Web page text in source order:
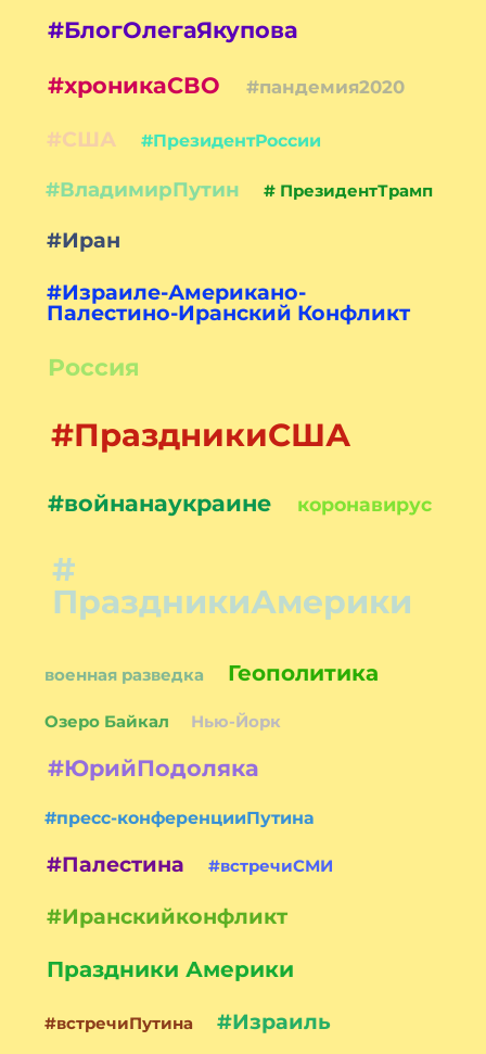
#БлогОлегаЯкупова
#хроникаСВО #пандемия2020
#США #ПрезидентРоссии
#ВладимирПутин # ПрезидентТрамп
#Иран
#Израиле-Американо-
Палестино-Иранский Конфликт
Россия
#ПраздникиСША
#войнанаукраине коронавирус
#
ПраздникиАмерики
военная разведка Геополитика
Озеро Байкал Нью-Йорк
#ЮрийПодоляка
#пресс-конференцииПутина
#Палестина #встречиСМИ
#Иранскийконфликт
Праздники Америки
#встречиПутина #Израиль